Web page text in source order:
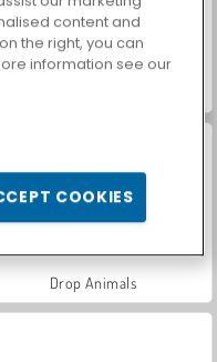
Drop Animals
content and
the right, you can
information see our
COOKIES